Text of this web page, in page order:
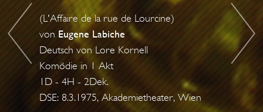
g
a
E
S
A
C
H
(L'Affaire de la rue de Lourcine)
von Eugene Labiche
Deutsch von Lore Kornell
Komödie in 1 Akt
1D - 4H - 2Dek.
DSE: 8.3.1975, Akademietheater, Wien